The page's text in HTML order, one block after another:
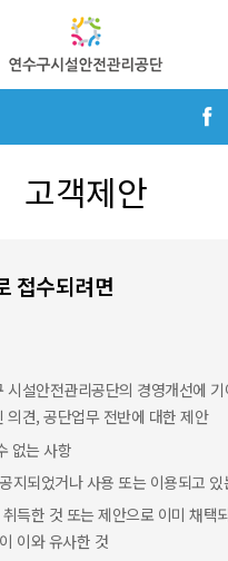
고객제안
접수되려면
시설안전관리공단의 경영개선에
의견, 공단업무 전반에 대한 제안
없는 사항
지되었거나 사용 또는 이용되고 있
득한 것 또는 제안으로 이미 채택
이와 유사한 것